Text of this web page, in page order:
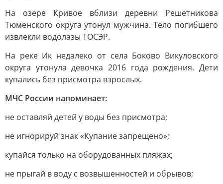
На озере Кривое вблизи деревни Решетникова
Тюменского округа утонул мужчина. Тело погибшего
извлекли водолазы ТОСЭР.
На реке Ик недалеко от села Боково Викуловского
округа утонула девочка 2016 года рождения. Дети
купались без присмотра взрослых.
МЧС России напоминает:
не оставляй детей у воды без присмотра;
не игнорируй знак «Купание запрещено»;
купайся только на оборудованных пляжах;
не прыгай в воду с возвышенностей и обрывов;